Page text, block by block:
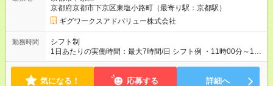
京都府京都市下京区東塩小路町（最寄り駅：京都駅）
ギグワークスアドバリュー株式会社
勤務時間
シフト制
1日あたりの実働時間：最大7時間/日 シフト例 ・11時00分～19
時00分
気になる！ 応募する 詳細へ